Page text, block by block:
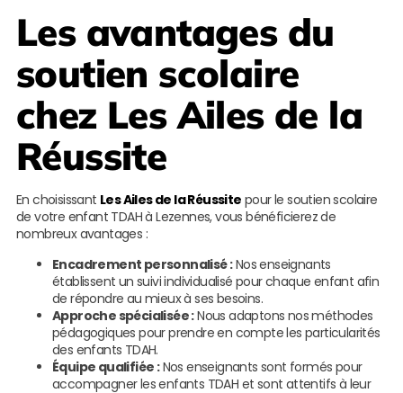
Les avantages du
soutien scolaire
chez Les Ailes de la
Réussite
En choisissant Les Ailes de la Réussite pour le soutien scolaire
de votre enfant TDAH à Lezennes, vous bénéficierez de
nombreux avantages :
Encadrement personnalisé :Nos enseignants
établissent un suivi individualisé pour chaque enfant afin
de répondre au mieux à ses besoins.
Approche spécialisée :Nous adaptons nos méthodes
pédagogiques pour prendre en compte les particularités
des enfants TDAH.
Équipe qualifiée :Nos enseignants sont formés pour
accompagner les enfants TDAH et sont attentifs à leur